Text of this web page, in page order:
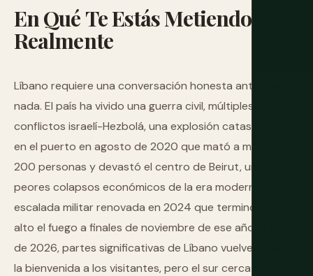
EnQuéTeEstásMetiendo
Realmente
Líbano requiere una conversación honesta antes que
nada. El país ha vivido una guerra civil, múltiples
conflictos israelí-Hezbolá, una explosión catastrófica
en el puerto en agosto de 2020 que mató a más de
200 personas y devastó el centro de Beirut, uno de los
peores colapsos económicos de la era moderna y una
escalada militar renovada en 2024 que terminó en un
alto el fuego a finales de noviembre de ese año. A partir
de 2026, partes significativas de Líbano vuelven a dar
la bienvenida a los visitantes, pero el sur cerca de la